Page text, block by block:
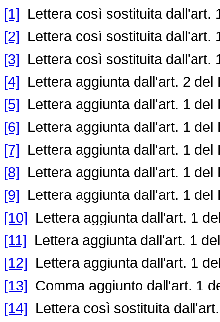
[1] Lettera così sostituita dall'art.
[2] Lettera così sostituita dall'art.
[3] Lettera così sostituita dall'art.
[4] Lettera aggiunta dall'art. 2 del
[5] Lettera aggiunta dall'art. 1 del
[6] Lettera aggiunta dall'art. 1 del
[7] Lettera aggiunta dall'art. 1 del
[8] Lettera aggiunta dall'art. 1 del
[9] Lettera aggiunta dall'art. 1 del
[10] Lettera aggiunta dall'art. 1
[11] Lettera aggiunta dall'art. 1
[12] Lettera aggiunta dall'art. 1
[13] Comma aggiunto dall'art. 1
[14] Lettera così sostituita